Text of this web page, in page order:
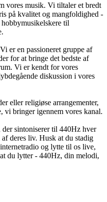
vores musik. Vi tiltaler et bredt
på kvalitet og mangfoldighed -
til
er en passioneret gruppe af
for at bringe det bedste af
Vi er kendt for vores
diskussion i vores
eller religiøse arrangementer,
vi bringer igennem vores kanal.
sintoniserer til 440Hz hver
deres liv. Husk at du stadig
og lytte til os live,
du lytter - 440Hz, din melodi,